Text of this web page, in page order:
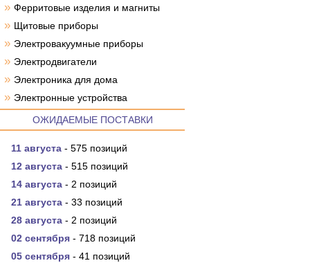
» Ферритовые изделия и магниты
» Щитовые приборы
» Электровакуумные приборы
» Электродвигатели
» Электроника для дома
» Электронные устройства
ОЖИДАЕМЫЕ ПОСТАВКИ
11 августа - 575 позиций
12 августа - 515 позиций
14 августа - 2 позиций
21 августа - 33 позиций
28 августа - 2 позиций
02 сентября - 718 позиций
05 сентября - 41 позиций